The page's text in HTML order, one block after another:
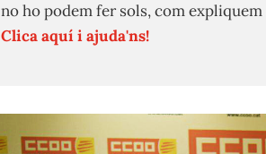
no ho podem fer sols, com
Clica aquí i ajuda'ns!